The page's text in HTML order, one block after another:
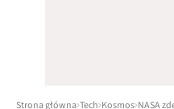
Strona główna Tech Kosmos